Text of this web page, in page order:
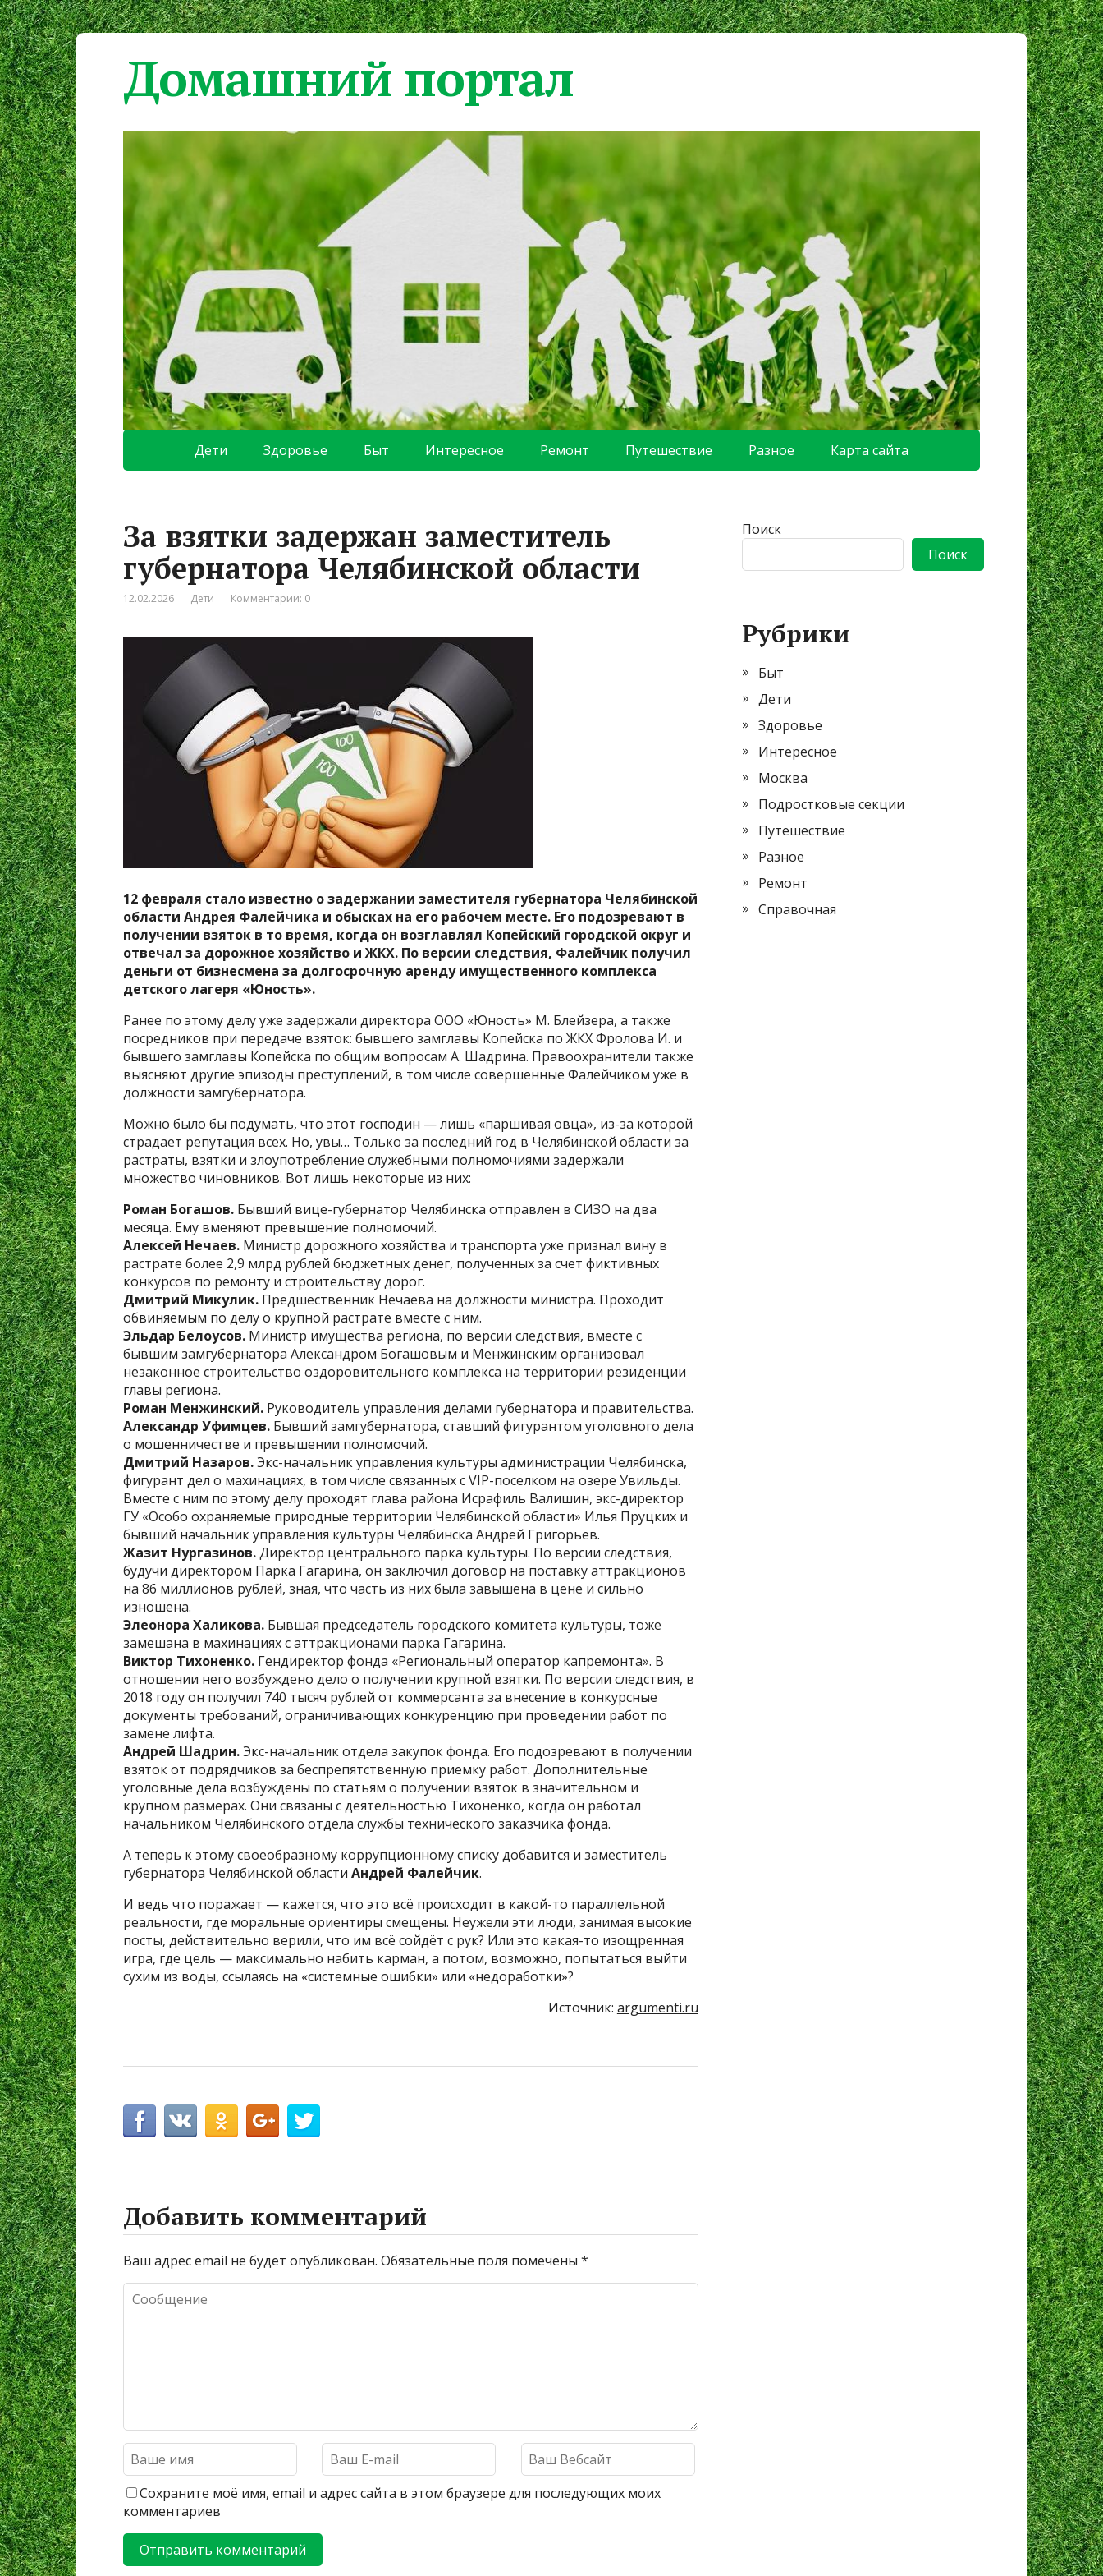
Домашний портал
Дети Здоровье Быт Интересное Ремонт Путешествие Разное Карта сайта
За взятки задержан заместитель
губернатора Челябинской области
12.02.2026 Дети Комментарии: 0
12 февраля стало известно о задержании заместителя губернатора Челябинской
области Андрея Фалейчика и обысках на его рабочем месте. Его подозревают в
получении взяток в то время, когда он возглавлял Копейский городской округ и
отвечал за дорожное хозяйство и ЖКХ. По версии следствия, Фалейчик получил
деньги от бизнесмена за долгосрочную аренду имущественного комплекса
детского лагеря «Юность».
Ранее по этому делу уже задержали директора ООО «Юность» М. Блейзера, а также
посредников при передаче взяток: бывшего замглавы Копейска по ЖКХ Фролова И. и
бывшего замглавы Копейска по общим вопросам А. Шадрина. Правоохранители также
выясняют другие эпизоды преступлений, в том числе совершенные Фалейчиком уже в
должности замгубернатора.
Можно было бы подумать, что этот господин — лишь «паршивая овца», из-за которой
страдает репутация всех. Но, увы… Только за последний год в Челябинской области за
растраты, взятки и злоупотребление служебными полномочиями задержали
множество чиновников. Вот лишь некоторые из них:
Роман Богашов. Бывший вице-губернатор Челябинска отправлен в СИЗО на два
месяца. Ему вменяют превышение полномочий.
Алексей Нечаев. Министр дорожного хозяйства и транспорта уже признал вину в
растрате более 2,9 млрд рублей бюджетных денег, полученных за счет фиктивных
конкурсов по ремонту и строительству дорог.
Дмитрий Микулик. Предшественник Нечаева на должности министра. Проходит
обвиняемым по делу о крупной растрате вместе с ним.
Эльдар Белоусов. Министр имущества региона, по версии следствия, вместе с
бывшим замгубернатора Александром Богашовым и Менжинским организовал
незаконное строительство оздоровительного комплекса на территории резиденции
главы региона.
Роман Менжинский. Руководитель управления делами губернатора и правительства.
Александр Уфимцев. Бывший замгубернатора, ставший фигурантом уголовного дела
о мошенничестве и превышении полномочий.
Дмитрий Назаров.Экс-начальник управления культуры администрации Челябинска,
фигурант дел о махинациях, в том числе связанных с VIP-поселком на озере Увильды.
Вместе с ним по этому делу проходят глава района Исрафиль Валишин, экс-директор
ГУ «Особо охраняемые природные территории Челябинской области» Илья Пруцких и
бывший начальник управления культуры Челябинска Андрей Григорьев.
Жазит Нургазинов.Директор центрального парка культуры. По версии следствия,
будучи директором Парка Гагарина, он заключил договор на поставку аттракционов
на 86 миллионов рублей, зная, что часть из них была завышена в цене и сильно
изношена.
Элеонора Халикова. Бывшая председатель городского комитета культуры, тоже
замешана в махинациях с аттракционами парка Гагарина.
Виктор Тихоненко. Гендиректор фонда «Региональный оператор капремонта». В
отношении него возбуждено дело о получении крупной взятки. По версии следствия, в
2018 году он получил 740 тысяч рублей от коммерсанта за внесение в конкурсные
документы требований, ограничивающих конкуренцию при проведении работ по
замене лифта.
Андрей Шадрин.Экс-начальник отдела закупок фонда. Его подозревают в получении
взяток от подрядчиков за беспрепятственную приемку работ. Дополнительные
уголовные дела возбуждены по статьям о получении взяток в значительном и
крупном размерах. Они связаны с деятельностью Тихоненко, когда он работал
начальником Челябинского отдела службы технического заказчика фонда.
А теперь к этому своеобразному коррупционному списку добавится и заместитель
губернатора Челябинской области Андрей Фалейчик.
И ведь что поражает — кажется, что это всё происходит в какой-то параллельной
реальности, где моральные ориентиры смещены. Неужели эти люди, занимая высокие
посты, действительно верили, что им всё сойдёт с рук? Или это какая-то изощренная
игра, где цель — максимально набить карман, а потом, возможно, попытаться выйти
сухим из воды, ссылаясь на «системные ошибки» или «недоработки»?
Источник: argumenti.ru
Добавить комментарий
Ваш адрес email не будет опубликован. Обязательные поля помечены *
Сохраните моё имя, email и адрес сайта в этом браузере для последующих моих
комментариев
Поиск
Поиск
Рубрики
Быт
Дети
Здоровье
Интересное
Москва
Подростковые секции
Путешествие
Разное
Ремонт
Справочная